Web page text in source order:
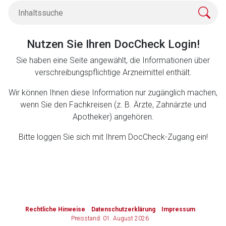
Nutzen Sie Ihren DocCheck Login!
Sie haben eine Seite angewählt, die Informationen über
verschreibungspflichtige Arzneimittel enthält.
Wir können Ihnen diese Information nur zugänglich machen,
wenn Sie den Fachkreisen (z. B. Ärzte, Zahnärzte und
Apotheker) angehören.
Bitte loggen Sie sich mit Ihrem DocCheck-Zugang ein!
Rechtliche Hinweise Datenschutzerklärung
Impressum
Preisstand: 01. August 2026